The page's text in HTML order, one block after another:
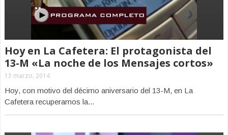
Hoy en La Cafetera: El protagonista del
13-M «La noche de los Mensajes cortos»
13 marzo, 2014
Hoy, con motivo del décimo aniversario del 13-M, en La
Cafetera recuperamos la...